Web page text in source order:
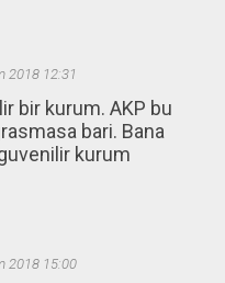
2018 12:31
bir kurum. AKP bu
bari. Bana
kurum
2018 15:00